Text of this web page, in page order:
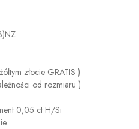
złocie GRATIS )
od rozmiaru )
0,05 ct H/Si